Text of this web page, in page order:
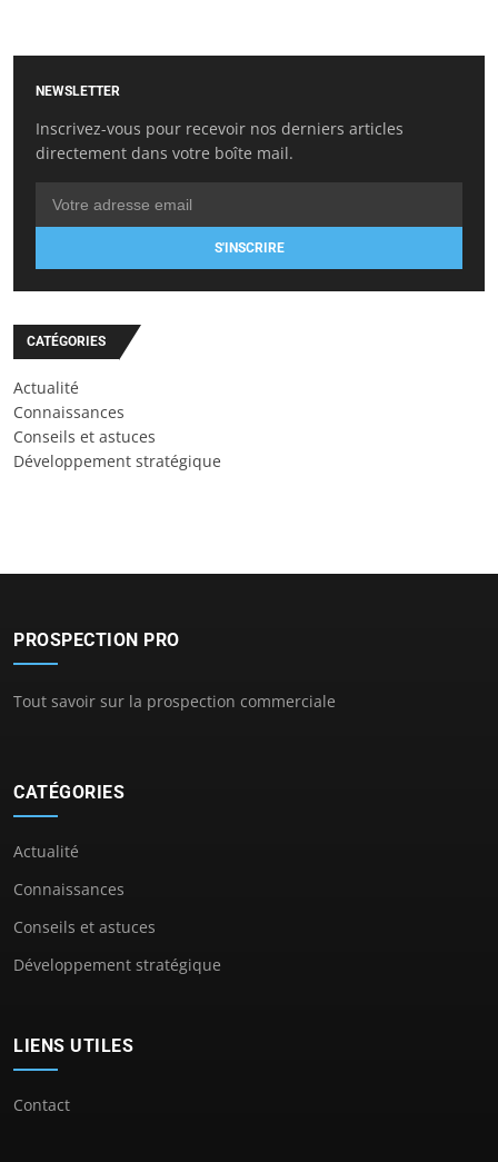
NEWSLETTER
Inscrivez-vous pour recevoir nos derniers articles
directement dans votre boîte mail.
S'INSCRIRE
CATÉGORIES
Actualité
Connaissances
Conseils et astuces
Développement stratégique
PROSPECTION PRO
Tout savoir sur la prospection commerciale
CATÉGORIES
Actualité
Connaissances
Conseils et astuces
Développement stratégique
LIENS UTILES
Contact